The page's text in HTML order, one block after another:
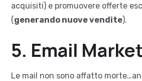
acquisiti) e promuovere offerte
(generando nuove vendite).
5. Email
Le mail non sono affatto